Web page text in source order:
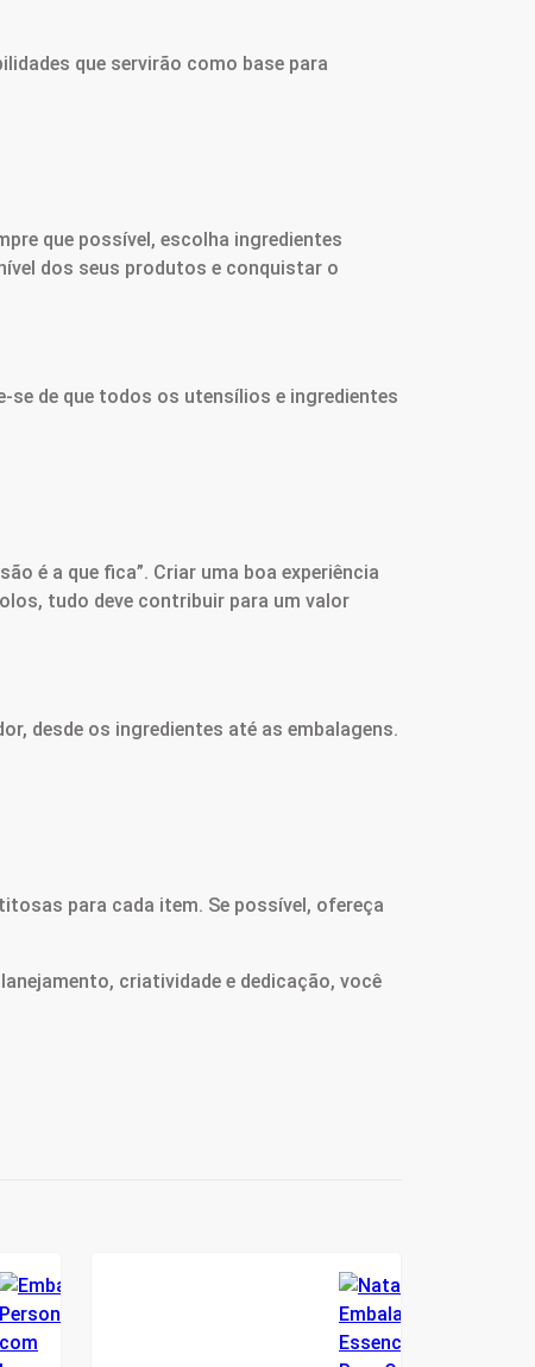
que servirão como base para
que possível, escolha ingredientes
dos seus produtos e conquistar o
de que todos os utensílios e ingredientes
é a que fica”. Criar uma boa experiência
tudo deve contribuir para um valor
desde os ingredientes até as embalagens.
para cada item. Se possível, ofereça
criatividade e dedicação, você